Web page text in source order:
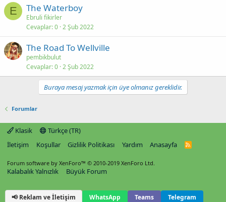
E The Waterboy
Ebruli fikirler
Cevaplar 0 2 Şub 2022
The Road To Wellville
pembikbulut
Cevaplar 0 2 Şub 2022
Buraya mesaj yazmak için üye olmanız gereklidir.
Forumlar
Klasik
Türkçe (TR)
İletişim
Koşullar Gizlilik Politikası Yardım Anasayfa
R
Forum software by XenForo™ © 2010-2019 XenForo Ltd.
Kalabalık Yalnızlık Büyük Forum
📢 Reklam ve İletişim WhatsApp Teams Telegram